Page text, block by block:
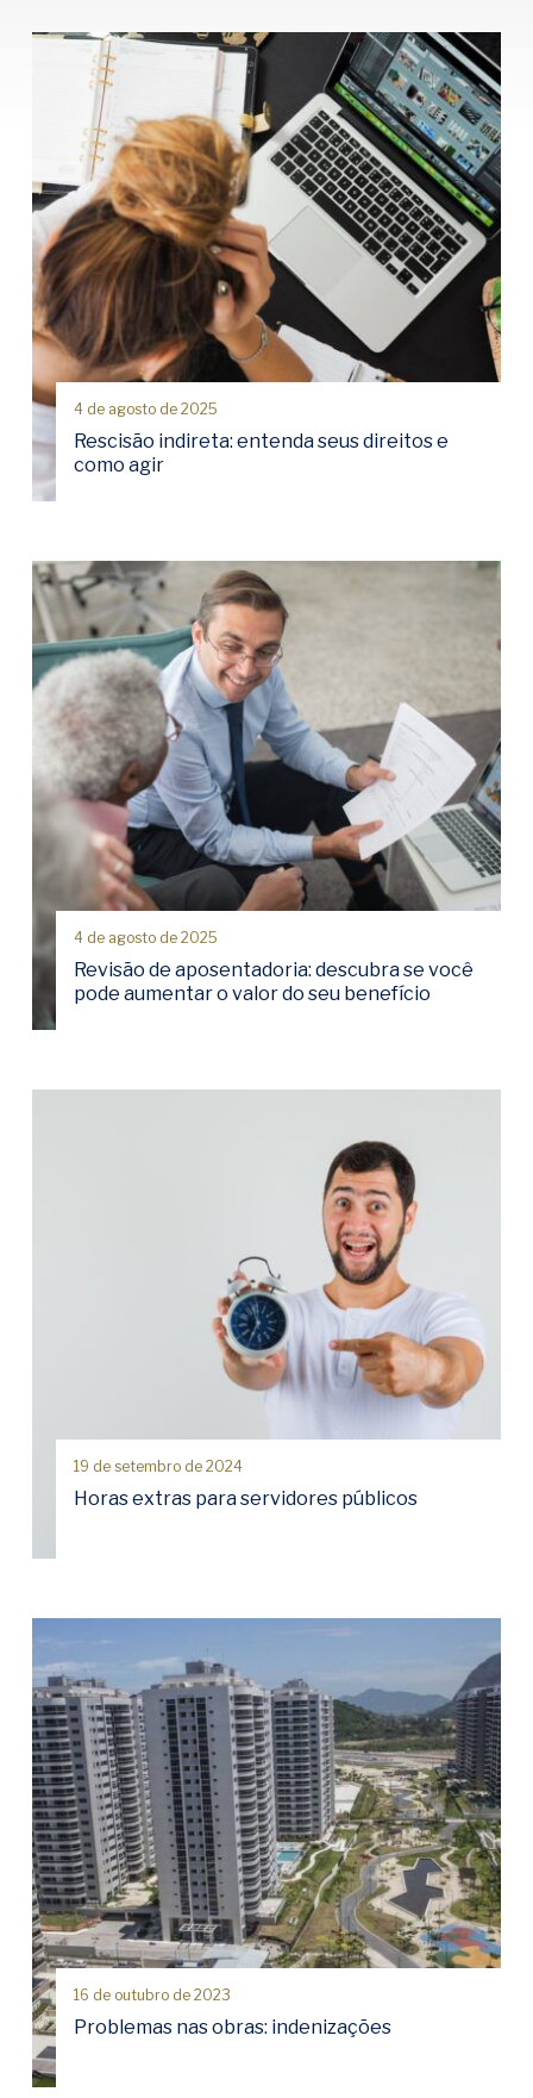
4 de agosto de 2025
Rescisão indireta: entenda seus direitos e
como agir
4 de agosto de 2025
Revisão de aposentadoria: descubra se você
pode aumentar o valor do seu benefício
19 de setembro de 2024
Horas extras para servidores públicos
16 de outubro de 2023
Problemas nas obras: indenizações